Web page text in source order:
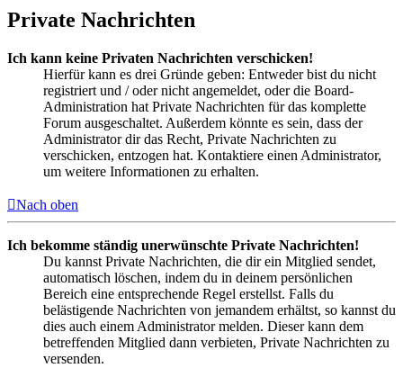
Private Nachrichten
Ich kann keine Privaten Nachrichten verschicken!
Hierfür kann es drei Gründe geben: Entweder bist du nicht
registriert und / oder nicht angemeldet, oder die Board-
Administration hat Private Nachrichten für das komplette
Forum ausgeschaltet. Außerdem könnte es sein, dass der
Administrator dir das Recht, Private Nachrichten zu
verschicken, entzogen hat. Kontaktiere einen Administrator,
um weitere Informationen zu erhalten.
Nach oben
Ich bekomme ständig unerwünschte Private Nachrichten!
Du kannst Private Nachrichten, die dir ein Mitglied sendet,
automatisch löschen, indem du in deinem persönlichen
Bereich eine entsprechende Regel erstellst. Falls du
belästigende Nachrichten von jemandem erhältst, so kannst du
dies auch einem Administrator melden. Dieser kann dem
betreffenden Mitglied dann verbieten, Private Nachrichten zu
versenden.